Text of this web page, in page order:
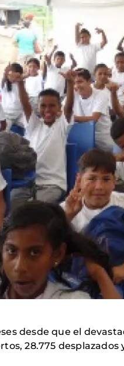
desde que el
28.775